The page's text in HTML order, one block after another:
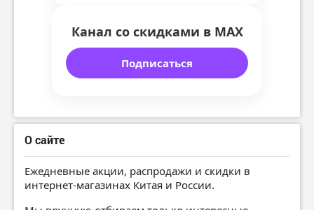
Канал со скидками в MAX
Подписаться
О сайте
Ежедневные акции, распродажи и скидки в
интернет-магазинах Китая и России.